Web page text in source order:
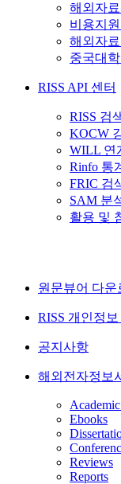
해외자
비용지
해외자
중국대
RISS API 센터
RISS 검
KOCW
WILL 연
Rinfo 통
FRIC 검
SAM 분
활용 및
원문뷰어 다운
RISS 개인정보
공지사항
해외전자정보
Ebooks
Reviews
Reports